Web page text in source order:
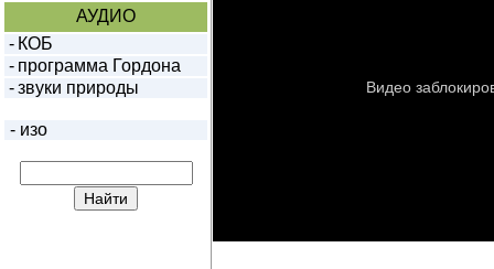
АУДИО
- КОБ
- программа Гордона
- звуки природы
- изо